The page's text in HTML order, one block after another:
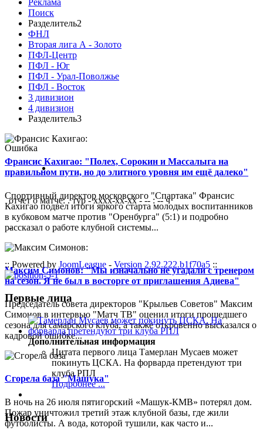
Реклама
Поиск
Разделитель2
ФНЛ
Вторая лига А - Золото
ПФЛ-Центр
ПФЛ - Юг
ПФЛ - Урал-Поволжье
ПФЛ - Восток
3 дивизион
4 дивизион
Разделитель3
Франсис Кахигао: "Полех, Сорокин и Массалыга на
правильном пути, но до элитного уровня им ещё далеко"
Спортивный директор московского "Спартака" Франсис
Кахигао подвел итоги яркого старта молодых воспитанников
в кубковом матче против "Оренбурга" (5:1) и подробно
рассказал о работе клубной системы...
Максим Симонов: "Мы изначально не угадали с тренером
на сезон. Я не был в восторге от приглашения Адиева"
Председатель совета директоров "Крыльев Советов" Максим
Симонов в интервью "Матч ТВ" оценил итоги прошедшего
сезона для самарского клуба, а также откровенно высказался о
кадровой ошибке...
Сгорела база "Машука"
В ночь на 26 июля пятигорский «Машук-КМВ» потерял дом.
Пожар уничтожил третий этаж клубной базы, где жили
футболисты. А вода, которой тушили, как часто и...
Ошибка
отчет о матче: . тур - xxxx-xx-xx - -- : -- ч
-
:: Powered by JoomLeague - Version 2.92.222.b1f70a5 ::
Первые лица
Дополнительная информация
Цитата первого лица Тамерлан Мусаев может
покинуть ЦСКА. На форварда претендуют три
клуба РПЛ
Подробнее ...
Новости